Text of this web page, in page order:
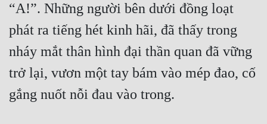
“A!”. Những người bên dưới đồng loạt
phát ra tiếng hét kinh hãi, đã thấy trong
nháy mắt thân hình đại thần quan đã vững
trở lại, vươn một tay bám vào mép đao, cố
gắng nuốt nỗi đau vào trong.